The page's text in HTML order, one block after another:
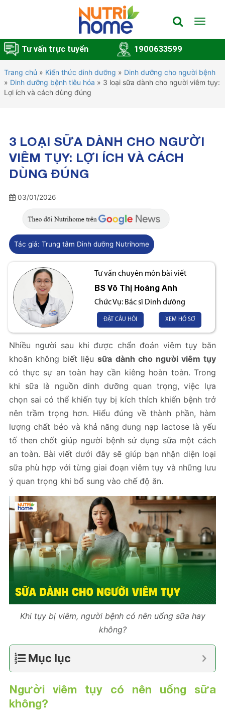
Toggle
Tư vấn trực tuyến 1900633599
Trang chủ » Kiến thức dinh dưỡng » Dinh dưỡng cho người bệnh
» Dinh dưỡng bệnh tiêu hóa » 3 loại sữa dành cho người viêm tụy:
Lợi ích và cách dùng đúng
3 LOẠI SỮA DÀNH CHO NGƯỜI
VIÊM TỤY: LỢI ÍCH VÀ CÁCH
DÙNG ĐÚNG
03/01/2026
Tác giả: Trung tâm Dinh dưỡng Nutrihome
Tư vấn chuyên môn bài viết
BS Võ Thị Hoàng Anh
Chức Vụ: Bác sĩ Dinh dưỡng
ĐẶT CÂU HỎI XEM HỒ SƠ
Nhiều người sau khi được chẩn đoán viêm tụy băn
khoăn không biết liệusữa dành cho người viêm tụy
có thực sự an toàn hay cần kiêng hoàn toàn. Trong
khi sữa là nguồn dinh dưỡng quan trọng, việc lựa
chọn sai có thể khiến tụy bị kích thích khiến bệnh trở
nên trầm trọng hơn. Hiểu đúng về thành phần, hàm
lượng chất béo và khả năng dung nạp lactose là yếu
tố then chốt giúp người bệnh sử dụng sữa một cách
an toàn. Bài viết dưới đây sẽ giúp bạn nhận diện loại
sữa phù hợp với từng giai đoạn viêm tụy và những lưu
ý quan trọng khi bổ sung vào chế độ ăn.
Khi tụy bị viêm, người bệnh có nên uống sữa hay
không?
Mục lục
Người viêm tụy có nên uống sữa
không?